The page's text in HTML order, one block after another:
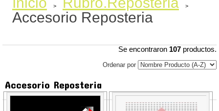
> >
Accesorio Reposteria
Se encontraron 107 productos.
Ordenar por
Accesorio Reposteria